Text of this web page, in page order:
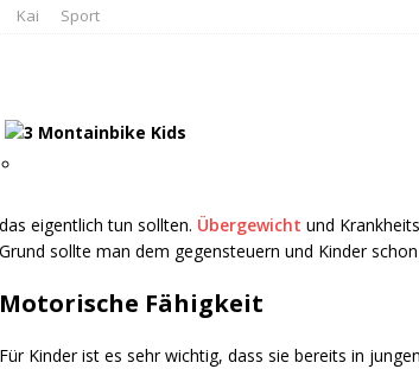
Kai Sport
das eigentlich tun sollten. Übergewicht und
Grund sollte man dem gegensteuern und Kinder
Motorische Fähigkeit
Für Kinder ist es sehr wichtig, dass sie bereits in